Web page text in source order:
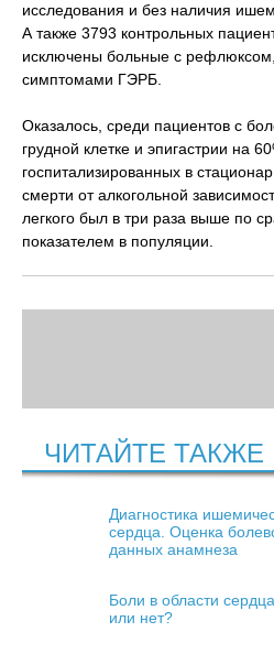
исследования и без наличия
А также 3793 контрольных
исключены больные с
симптомами ГЭРБ.
Оказалось, среди пациентов с
грудной клетке и эпигастрии на
госпитализированных в
смерти от алкогольной
легкого был в три раза выше по
показателем в популяции.
ЧИТАЙТЕ ТАКЖЕ
Диагностика
сердца. Оценка
данных анамнеза
Боли в области
или нет?